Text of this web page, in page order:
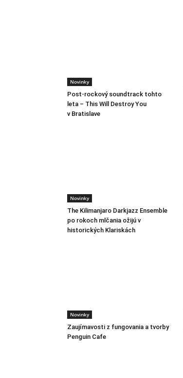
Novinky
Post-rockový soundtrack tohto
leta – This Will Destroy You
v Bratislave
Novinky
The Kilimanjaro Darkjazz Ensemble
po rokoch mlčania ožijú v
historických Klariskách
Novinky
Zaujímavosti z fungovania a tvorby
Penguin Cafe